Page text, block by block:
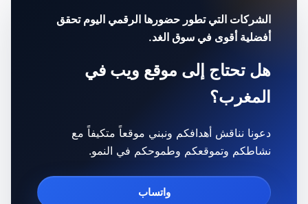
الشركات التي تطور حضورها الرقمي اليوم تحقق
أفضلية أقوى في سوق الغد.
هل تحتاج إلى موقع ويب في
المغرب؟
دعونا نناقش أهدافكم ونبني موقعاً متكيفاً مع
نشاطكم وتموقعكم وطموحكم في النمو.
واتساب